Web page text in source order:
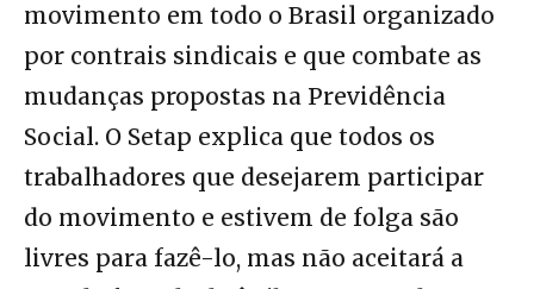
movimento em todo o Brasil organizado
por contrais sindicais e que combate as
mudanças propostas na Previdência
Social. O Setap explica que todos os
trabalhadores que desejarem participar
do movimento e estivem de folga são
livres para fazê-lo, mas não aceitará a